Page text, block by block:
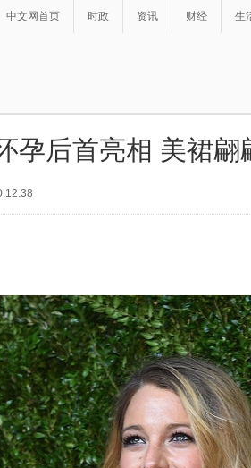
中文网首页 时政 资讯 财经 生
孕后首亮相 美裙翩